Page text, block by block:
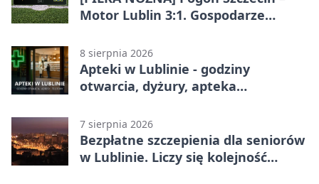
Motor Lublin 3:1. Gospodarze
Ekstraklasy
8 sierpnia 2026
Apteki w Lublinie - godziny
otwarcia, dyżury, apteka
7 sierpnia 2026
Bezpłatne szczepienia dla seniorów
w Lublinie. Liczy się kolejność